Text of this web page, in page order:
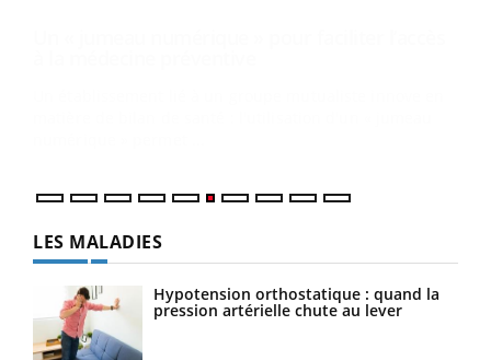
LES MALADIES
Hypotension orthostatique : quand la
pression artérielle chute au lever